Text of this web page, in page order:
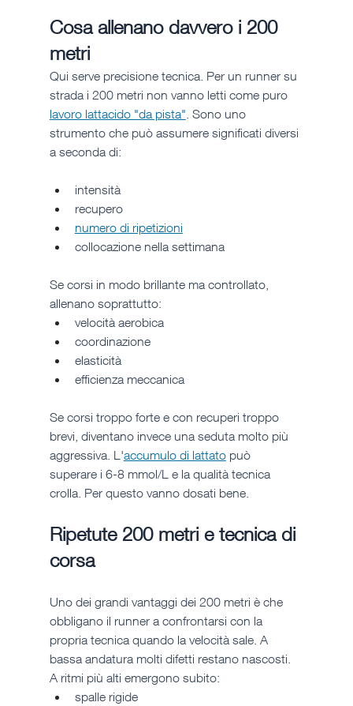
Cosa allenano davvero i 200
metri
Qui serve precisione tecnica. Per un runner su
strada i 200 metri non vanno letti come puro
lavoro lattacido "da pista" . Sono uno
strumento che può assumere significati diversi
a seconda di:
intensità
recupero
numero di ripetizioni
collocazione nella settimana
Se corsi in modo brillante ma controllato,
allenano soprattutto:
velocità aerobica
coordinazione
elasticità
efficienza meccanica
Se corsi troppo forte e con recuperi troppo
brevi, diventano invece una seduta molto più
aggressiva. L'accumulo di lattato può
superare i 6-8 mmol/L e la qualità tecnica
crolla. Per questo vanno dosati bene.
Ripetute 200 metri e tecnica di
corsa
Uno dei grandi vantaggi dei 200 metri è che
obbligano il runner a confrontarsi con la
propria tecnica quando la velocità sale. A
bassa andatura molti difetti restano nascosti.
A ritmi più alti emergono subito:
spalle rigide